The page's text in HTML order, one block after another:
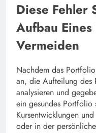
Diese Fehler
Aufbau
Vermeiden
Nachdem das
an, die Aufteilung des
analysieren und
ein gesundes
Kursentwicklungen
oder in der